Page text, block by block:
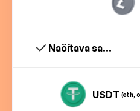
Načítava sa...
USDT (eth,